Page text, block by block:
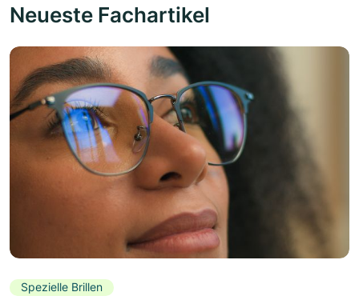
Neueste Fachartikel
Spezielle Brillen